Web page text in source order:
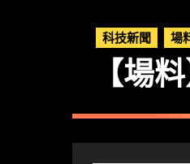
科技新聞 場
【場